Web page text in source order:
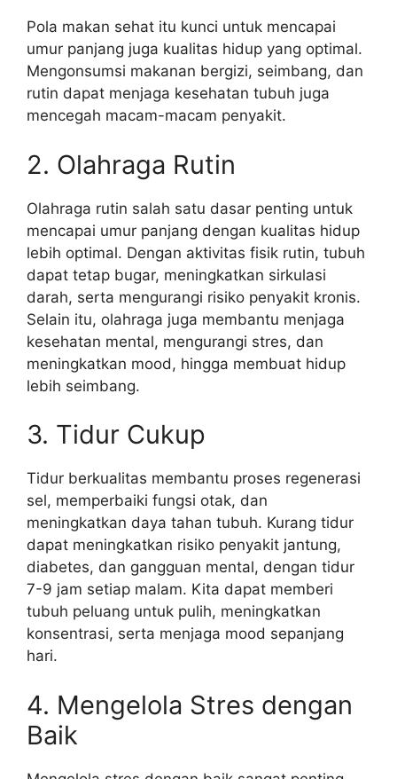
Pola makan sehat itu kunci untuk mencapai
umur panjang juga kualitas hidup yang optimal.
Mengonsumsi makanan bergizi, seimbang, dan
rutin dapat menjaga kesehatan tubuh juga
mencegah macam-macam penyakit.
2. Olahraga Rutin
Olahraga rutin salah satu dasar penting untuk
mencapai umur panjang dengan kualitas hidup
lebih optimal. Dengan aktivitas fisik rutin, tubuh
dapat tetap bugar, meningkatkan sirkulasi
darah, serta mengurangi risiko penyakit kronis.
Selain itu, olahraga juga membantu menjaga
kesehatan mental, mengurangi stres, dan
meningkatkan mood, hingga membuat hidup
lebih seimbang.
3. Tidur Cukup
Tidur berkualitas membantu proses regenerasi
sel, memperbaiki fungsi otak, dan
meningkatkan daya tahan tubuh. Kurang tidur
dapat meningkatkan risiko penyakit jantung,
diabetes, dan gangguan mental, dengan tidur
7-9 jam setiap malam. Kita dapat memberi
tubuh peluang untuk pulih, meningkatkan
konsentrasi, serta menjaga mood sepanjang
hari.
4. Mengelola Stres dengan
Baik